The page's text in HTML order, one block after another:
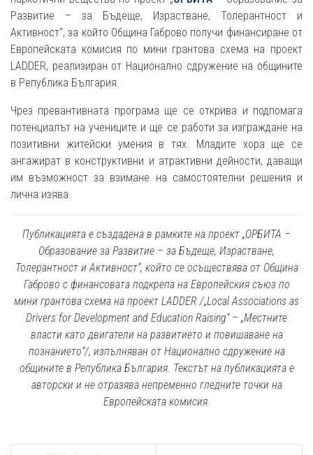
Развитие – за Бъдеще, Израстване, Толерантност и
Активност“, за който Община Габрово получи финансиране от
Европейската комисия по мини грантова схема на проект
LADDER, реализиран от Национално сдружение на общините
в Република България.
Чрез превантивната програма ще се открива и подпомага
потенциалът на учениците и ще се работи за изграждане на
позитивни житейски умения в тях. Младите хора ще се
ангажират в конструктивни и атрактивни дейности, даващи
им възможност за взимане на самостоятелни решения и
лична изява.
Публикацията е създадена в рамките на проект „ОРБИТА –
Образование за Развитие – за Бъдеще, Израстване,
Толерантност и Активност“, който се осъществява от Община
Габрово с финансовата подкрепа на Европейския съюз по
мини грантова схема на проект LADDER /„Local Associations as
Drivers for Development and Education Raising“ – „Местните
власти като двигатели на развитието и повишаване на
познанието“/, изпълняван от Национално сдружение на
общините в Република България. Текстът на публикацията е
авторски и не отразява непременно гледните точки на
Европейската комисия.